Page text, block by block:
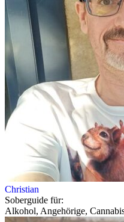
Christian
Soberguide für:
Alkohol, Angehörige,